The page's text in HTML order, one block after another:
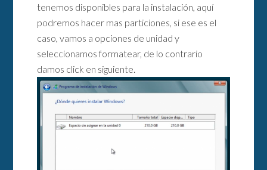
tenemos disponibles para la instalación, aquí
podremos hacer mas particiones, si ese es el
caso, vamos a opciones de unidad y
seleccionamos formatear, de lo contrario
damos click en siguiente.